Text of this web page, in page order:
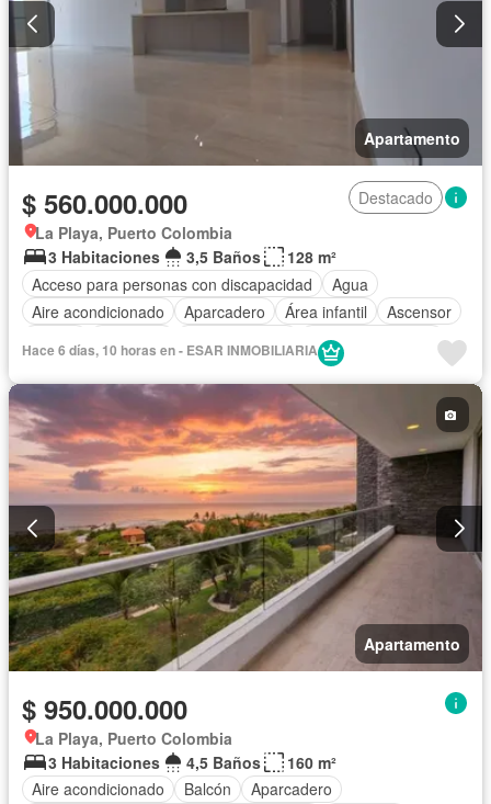
Apartamento
$ 560.000.000
Destacado
La Playa, Puerto Colombia
3 Habitaciones
3,5 Baños
128 m²
Acceso para personas con discapacidad
Agua
Aire acondicionado
Aparcadero Área infantil
Ascensor
Cuarto de servicio
Jardín
Seguridad privada Tanque de agua
Vista panorámica
Hace 6 días, 10 horas en - ESAR INMOBILIARIA
Apartamento
$ 950.000.000
La Playa, Puerto Colombia
3 Habitaciones
4,5 Baños
160 m²
Aire acondicionado
Balcón
Aparcadero